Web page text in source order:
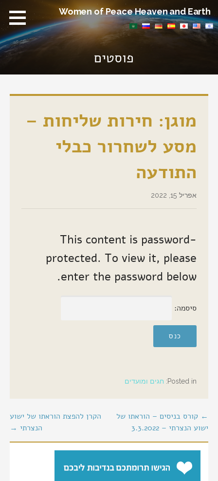
Skip
to
content
Women of Peace Heaven and Earth
פוסטים
מוגן: חירות שליחות –
מסע לשחרור כבלי
התודעה
אפריל 15, 2022
This content is password-
protected. To view it, please
enter the password below.
סיסמה:
Posted in: חגים ומועדים
ניווט
← קורס בניסים – הוראתו של
ישוע הנצרתי – 3.3.2022
הקרן להפצת הוראתו של ישוע
הנצרתי →